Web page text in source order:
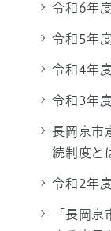
令和6年
令和5年
令和4年
令和3年
長岡京市
続制度と
令和2年
「長岡